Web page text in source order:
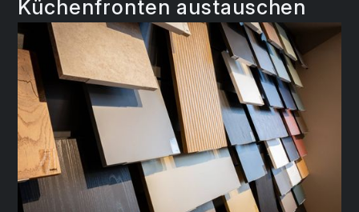
Küchenfronten austauschen